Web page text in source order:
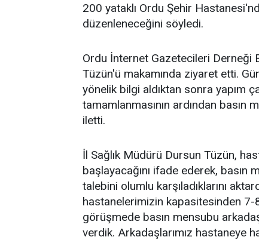
200 yataklı Ordu Şehir
düzenleneceğini söyledi.
Ordu İnternet Gazetecileri Derneği
Tüzün'ü makamında ziyaret etti.
yönelik bilgi aldıktan sonra yapım
tamamlanmasının ardından basın
iletti.
İl Sağlık Müdürü Dursun Tüzün,
başlayacağını ifade ederek, basın
talebini olumlu karşıladıklarını
hastanelerimizin kapasitesinden 7-
görüşmede basın mensubu
verdik. Arkadaşlarımız hastaneye